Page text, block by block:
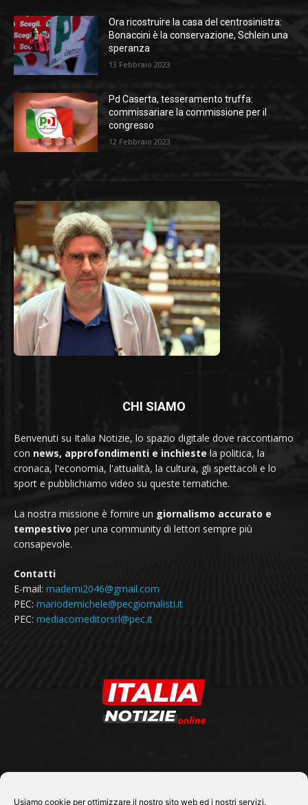
Usiamo cookie per ottimizzare il nostro sito web ed i nostri servizi.
Ora ricostruire la casa del centrosinistra:
Bonaccini è la conservazione, Schlein una
speranza
13 Febbraio 2023
Pd Caserta, tesseramento truffa:
commissariare la commissione per il
congresso
12 Febbraio 2023
CHI SIAMO
Benvenuti su Italia Notizie, lo spazio digitale dove raccontiamo
con news, approfondimenti e inchieste la politica, la
cronaca, l'economia, l'attualità, la cultura, gli spettacoli e lo
sport e pubblichiamo video su queste tematiche.
La nostra missione è fornire un giornalismo accurato e
tempestivo per una community di lettori sempre più
consapevole.
Contatti
E-mail: mademi2046@gmail.com
PEC: mariodemichele@pecgiornalisti.it
PEC: mediacomeditorsrl@pec.it
SEGUICI SU